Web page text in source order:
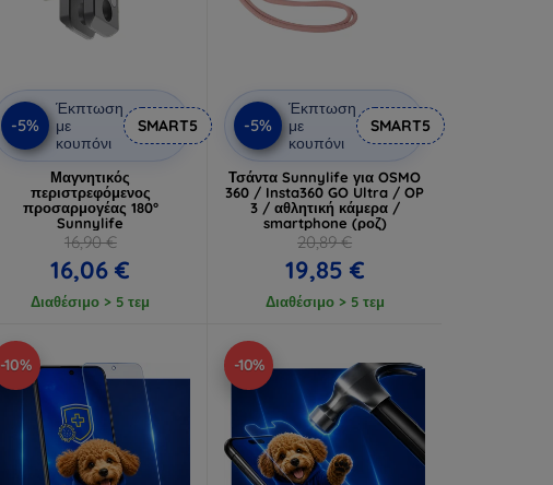
-5%
Έκπτωση
με
κουπόνι
SMART5
Μαγνητικός
περιστρεφόμενος
προσαρμογέας 180°
Sunnylife
16,90 €
16,06 €
Διαθέσιμο > 5 τεμ
-5%
Έκπτωση
με
κουπόνι
SMART5
Τσάντα Sunnylife για OSMO
360 / Insta360 GO Ultra / OP
3 / αθλητική κάμερα /
smartphone (ροζ)
20,89 €
19,85 €
Διαθέσιμο > 5 τεμ
-10% -10%